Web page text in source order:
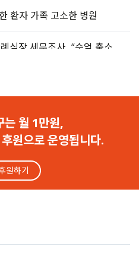
환자 가족 고소한 병원
‘음압격리병실’ 설치 안 해
의료비 과다 청구
의 불법 유령이었다”
는 월 1만원,
원으로 운영됩니다.
원하기